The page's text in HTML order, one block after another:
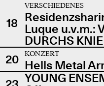
18
VERSCHIEDENES
Luque u.v.m.:
DURCHS
20
KONZERT
Hells Metal
YOUNG